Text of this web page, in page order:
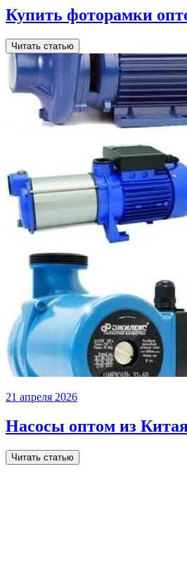
Купить фоторамки
Читать статью
21 апреля 2026
Насосы оптом из
Читать статью